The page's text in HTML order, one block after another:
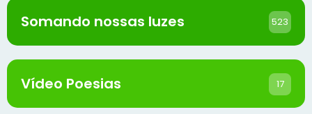
Somando nossas luzes 523
Vídeo Poesias 17